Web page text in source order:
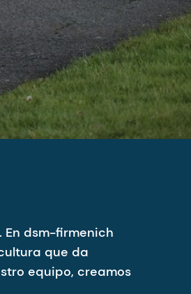
dsm-firmenich
que da
equipo, creamos